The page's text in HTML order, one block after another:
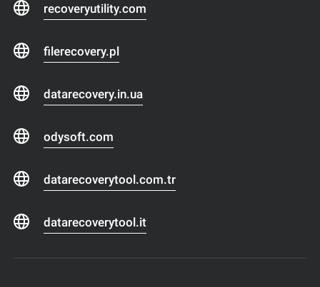
recoveryutility.com
filerecovery.pl
datarecovery.in.ua
odysoft.com
datarecoverytool.com.tr
datarecoverytool.it